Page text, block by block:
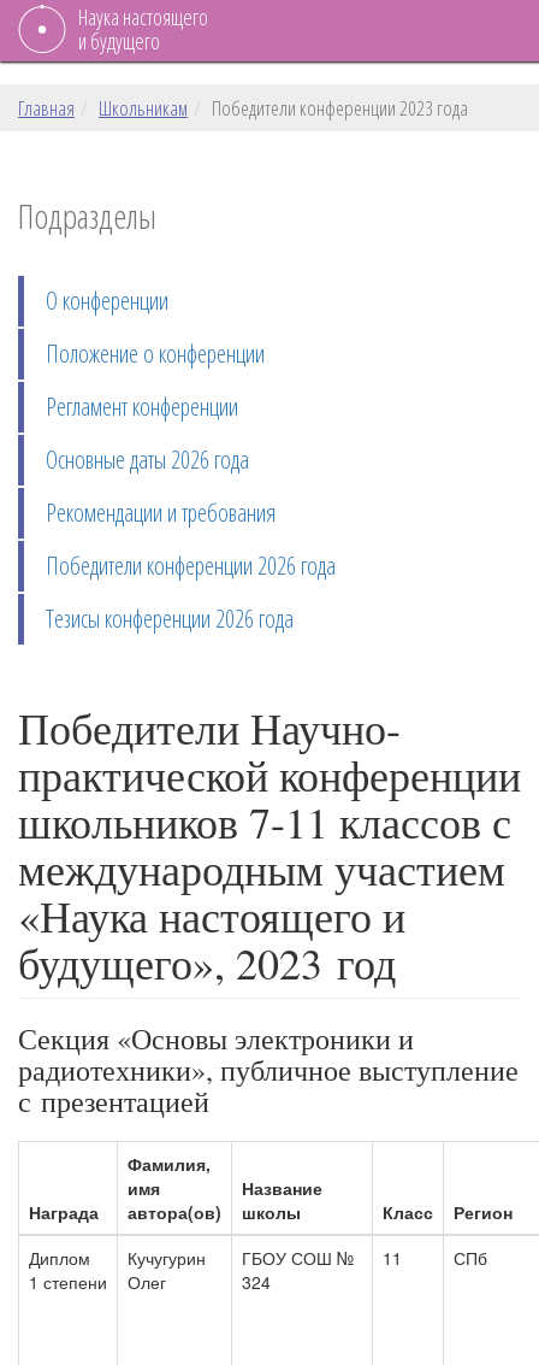
Наука настоящего
и будущего
Главная Школьникам Победители конференции 2023 года
Подразделы
О конференции
Положение о конференции
Регламент конференции
Основные даты 2026 года
Рекомендации и требования
Победители конференции 2026 года
Тезисы конференции 2026 года
Победители Научно-
практической конференции
школьников 7-11 классов с
международным участием
«Наука настоящего и
будущего», 2023 год
Секция «Основы электроники и
радиотехники», публичное выступление
с презентацией
Награда
Фамилия,
имя
автора(ов)
Название
школы
Класс
Регион
Диплом
1 степени
Кучугурин
Олег
ГБОУ СОШ №
324
11 СПб